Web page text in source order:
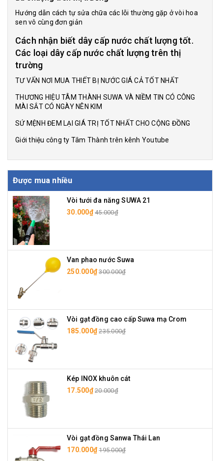
Hướng dẫn cách tự sửa chữa các lỗi thường gặp ở vòi hoa
sen vô cùng đơn giản
Cách nhận biết dây cấp nước chất lượng tốt.
Các loại dây cấp nước chất lượng trên thị
trường
TƯ VẤN NƠI MUA THIẾT BỊ NƯỚC GIÁ CẢ TỐT NHẤT
THƯƠNG HIỆU TÂM THÀNH SUWA VÀ NIỀM TIN CÓ CÔNG
MÀI SẮT CÓ NGÀY NÊN KIM
SỨ MỆNH ĐEM LẠI GIÁ TRỊ TỐT NHẤT CHO CỘNG ĐỒNG
Giới thiệu công ty Tâm Thành trên kênh Youtube
Được mua nhiều
Vòi tưới đa năng SUWA 21
30.000₫ 45.000₫
Van phao nước Suwa
250.000₫ 300.000₫
Vòi gạt đồng cao cấp Suwa mạ Crom
185.000₫ 235.000₫
Kép INOX khuôn cát
17.500₫ 20.000₫
Vòi gạt đồng Sanwa Thái Lan
170.000₫ 195.000₫